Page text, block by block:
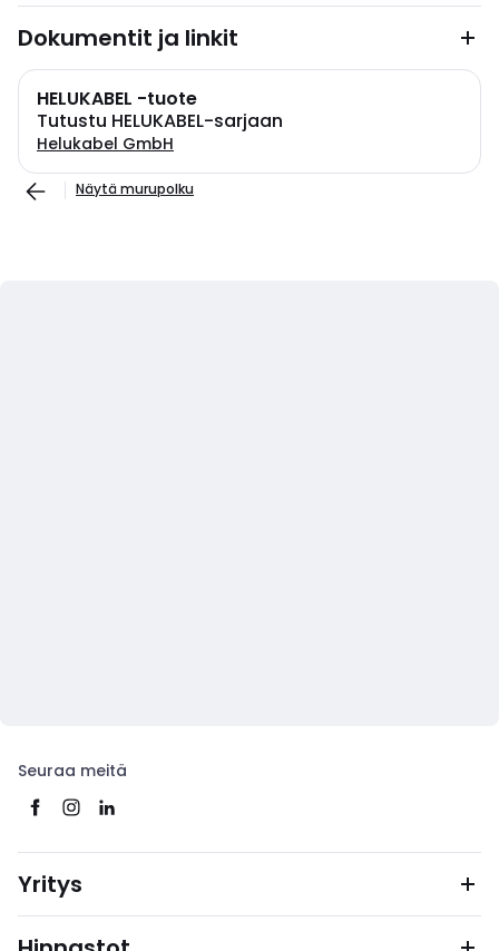
Dokumentit ja linkit
HELUKABEL -tuote
Tutustu HELUKABEL-sarjaan
Helukabel GmbH
Näytä murupolku
Seuraa meitä
Yritys